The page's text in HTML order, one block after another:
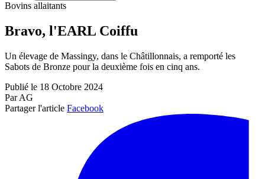
Bovins allaitants
Bravo, l'EARL Coiffu
Un élevage de Massingy, dans le Châtillonnais, a remporté les
Sabots de Bronze pour la deuxième fois en cinq ans.
Publié le 18 Octobre 2024
Par AG
Partager l'article Facebook